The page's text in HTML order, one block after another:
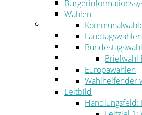
Jugend, Familie und
Bauen und Planen
Abfall
Umwelt
Ordnung
Wahlen
Landtagswahlen
Briefwahl
Europawahlen
Wahlhelfender
Leitbild
Handlungsfeld: